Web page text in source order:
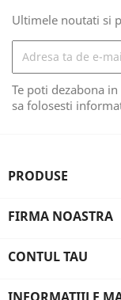
Ultimele noutati si
Te poti dezabona
sa folosesti
PRODUSE
FIRMA NOASTRA
CONTUL TAU
INFORMATIILE